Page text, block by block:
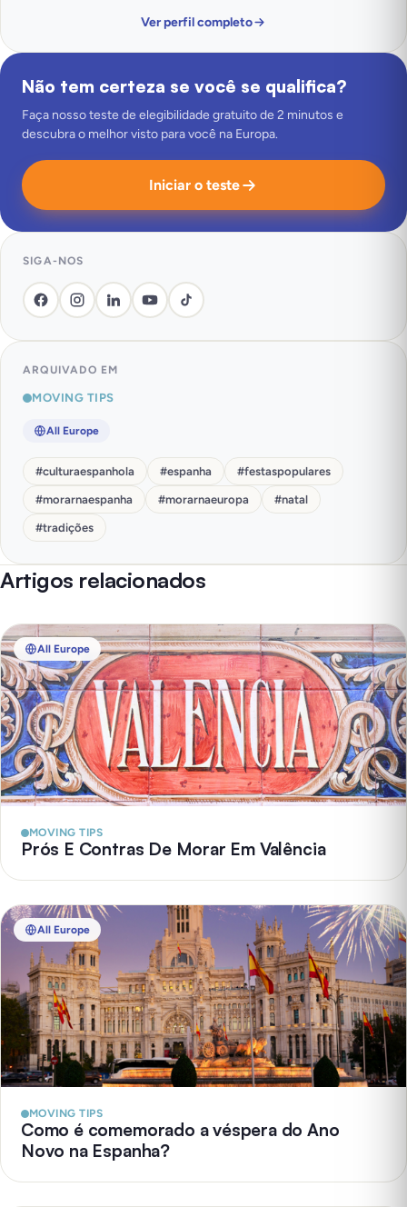
Ver perfil completo
Não tem certeza se você se qualifica?
Faça nosso teste de elegibilidade gratuito de 2 minutos e
descubra o melhor visto para você na Europa.
Iniciar o teste
SIGA-NOS
ARQUIVADO EM
MOVING TIPS
All Europe
#culturaespanhola #espanha #festaspopulares
#morarnaespanha #morarnaeuropa #natal
#tradições
Artigos relacionados
All Europe
MOVING TIPS
Prós E Contras De Morar Em Valência
All Europe
MOVING TIPS
Como é comemorado a véspera do Ano
Novo na Espanha?